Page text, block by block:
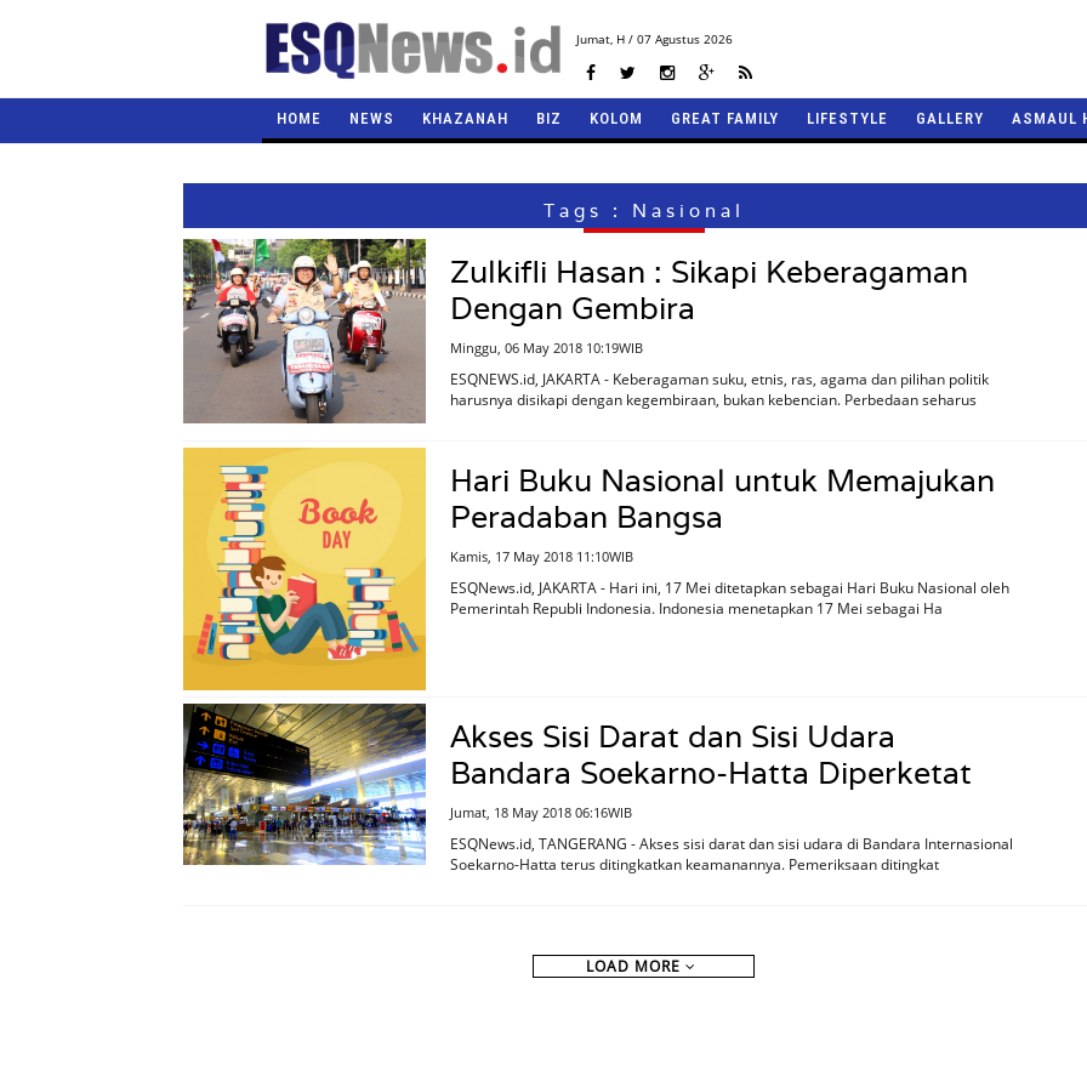
Jumat,H / 07 Agustus 2026
HOME NEWS KHAZANAH BIZ KOLOM GREAT FAMILY LIFESTYLE GALLERY ASMAUL
Tags : Nasional
Zulkifli Hasan : Sikapi Keberagaman
Dengan Gembira
Minggu, 06 May 2018 10:19WIB
ESQNEWS.id, JAKARTA - Keberagaman suku, etnis, ras, agama dan pilihan politik
harusnya disikapi dengan kegembiraan, bukan kebencian. Perbedaan seharus
Hari Buku Nasional untuk Memajukan
Peradaban Bangsa
Kamis, 17 May 2018 11:10WIB
ESQNews.id, JAKARTA - Hari ini, 17 Mei ditetapkan sebagai Hari Buku Nasional oleh
Pemerintah Republi Indonesia. Indonesia menetapkan 17 Mei sebagai Ha
Akses Sisi Darat dan Sisi Udara
Bandara Soekarno-Hatta Diperketat
Jumat, 18 May 2018 06:16WIB
ESQNews.id, TANGERANG - Akses sisi darat dan sisi udara di Bandara Internasional
Soekarno-Hatta terus ditingkatkan keamanannya. Pemeriksaan ditingkat
LOAD MORE